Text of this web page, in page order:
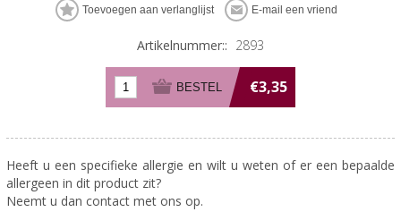
Artikelnummer:: 2893
€3,35
Heeft u een specifieke allergie en wilt u weten of er een bepaalde
allergeen in dit product zit?
Neemt u dan contact met ons op.